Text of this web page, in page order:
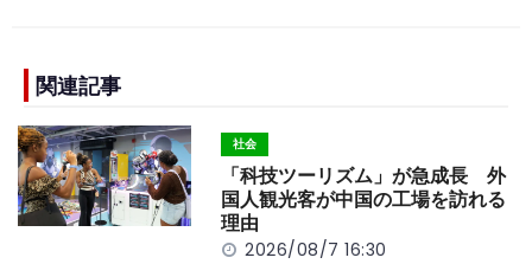
e
b
o
o
k
n
k
関連記事
社会
「科技ツーリズム」が急成長 外
国人観光客が中国の工場を訪れる
理由
2026/08/7 16:30